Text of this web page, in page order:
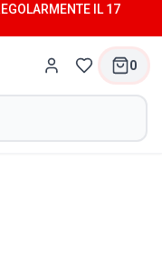
IL 17
0